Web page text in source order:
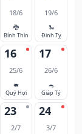
18/6
🐉
Bính Thìn
19/6
🐍
Đinh Tỵ
16
25/6
🐖
Quý Hợi
17
26/6
🐀
Giáp Tý
23
2/7
24
3/7